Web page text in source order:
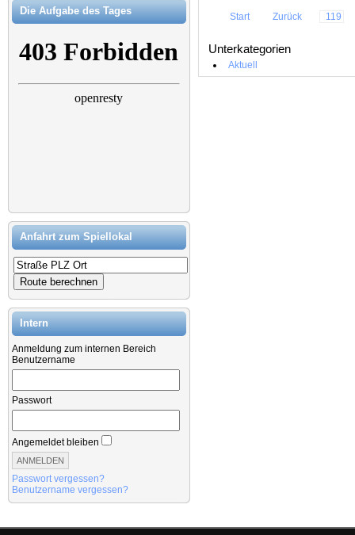
Die Aufgabe des Tages
Anfahrt zum Spiellokal
Intern
Anmeldung zum internen Bereich
Benutzername
Passwort
Angemeldet bleiben
Passwort vergessen?
Benutzername vergessen?
Start Zurück 119
Unterkategorien
Aktuell